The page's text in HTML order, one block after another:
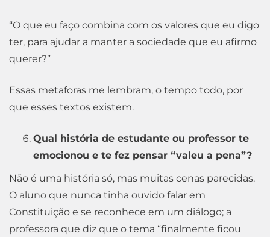
“O que eu faço combina com os valores que eu digo
ter, para ajudar a manter a sociedade que eu afirmo
querer?”
Essas metaforas me lembram, o tempo todo, por
que esses textos existem.
Qual história de estudante ou professor te
emocionou e te fez pensar “valeu a pena”?
Não é uma história só, mas muitas cenas parecidas.
O aluno que nunca tinha ouvido falar em
Constituição e se reconhece em um diálogo; a
professora que diz que o tema “finalmente ficou